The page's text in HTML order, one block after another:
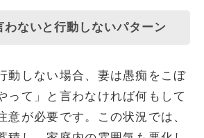
わないと行動しないパターン
動しない場合、妻は愚痴をこぼ
って」と言わなければ何もして
意が必要です。この状況では、